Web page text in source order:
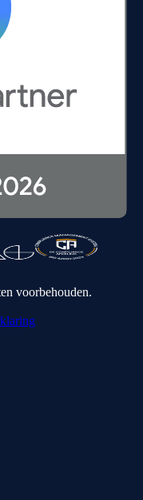
voorbehouden.